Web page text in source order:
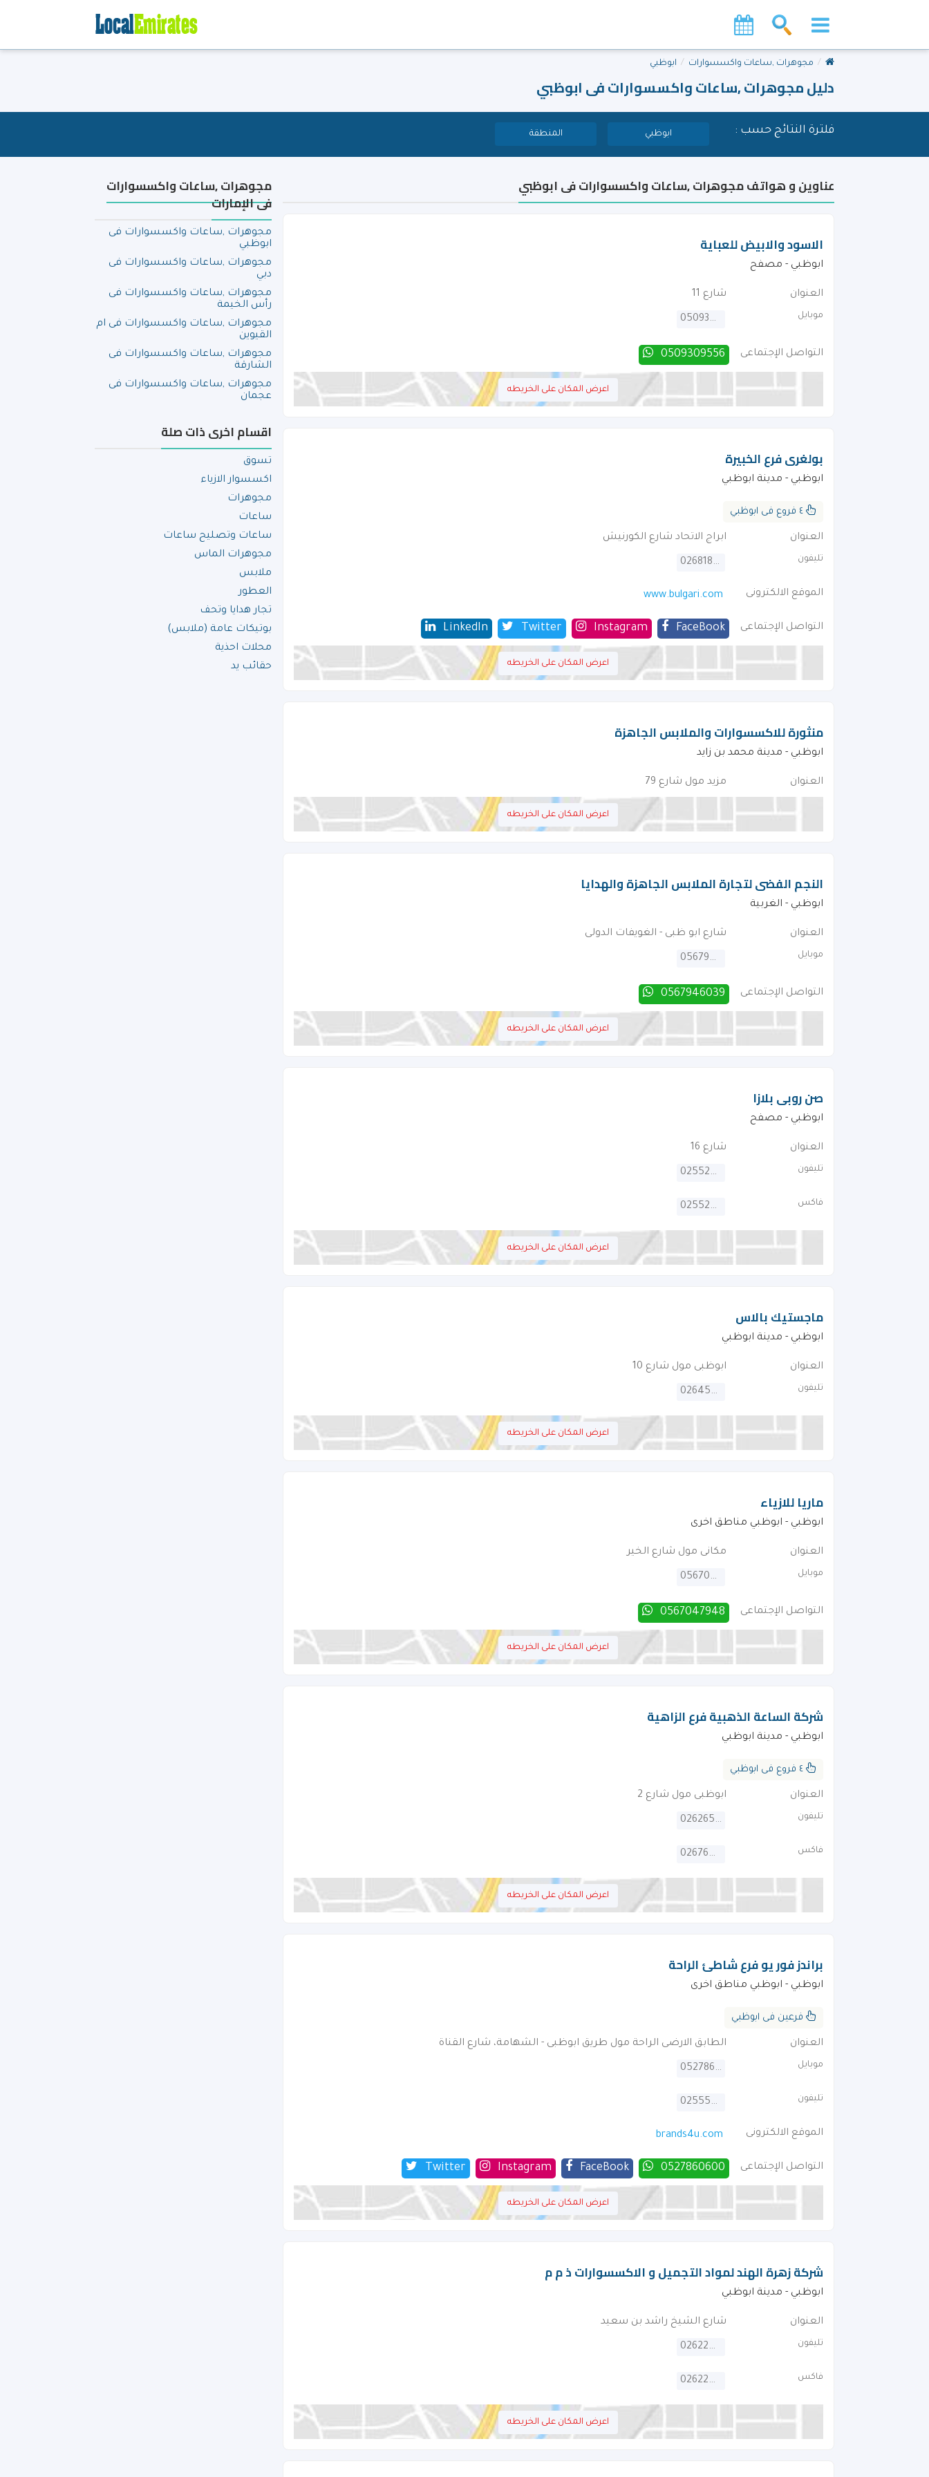
مجوهرات ,ساعات واكسسوارات ابوظبي
دليل مجوهرات ,ساعات واكسسوارات فى ابوظبي
فلترة النتائج حسب : ابوظبي المنطقة
عناوين و هواتف مجوهرات ,ساعات واكسسوارات فى ابوظبي
الاسود والابيض للعباية
ابوظبي - مصفح
العنوان شارع 11
موبايل 0509309556
التواصل الإجتماعى 0509309556
اعرض المكان على الخريطه
بولغرى فرع الخبيرة
ابوظبي - مدينة ابوظبي
العنوان ابراج الاتحاد شارع الكورنيش
تليفون 026818828
الموقع الالكترونى www.bulgari.com
التواصل الإجتماعى FaceBook
Instagram
Twitter
LinkedIn
اعرض المكان على الخريطه
منثورة للاكسسوارات والملابس الجاهزة
ابوظبي - مدينة محمد بن زايد
العنوان مزيد مول شارع 79
اعرض المكان على الخريطه
النجم الفضى لتجارة الملابس الجاهزة والهدايا
ابوظبي - الغربية
العنوان شارع ابو ظبى - الغويفات الدولى
موبايل 0567946039
التواصل الإجتماعى 0567946039
اعرض المكان على الخريطه
صن روبى بلازا
ابوظبي - مصفح
العنوان شارع 16
تليفون 025527152
فاكس 025529152
اعرض المكان على الخريطه
ماجستيك بالاس
ابوظبي - مدينة ابوظبي
العنوان ابوظبى مول شارع 10
تليفون 026452080
اعرض المكان على الخريطه
ماريا للازياء
ابوظبي - ابوظبي مناطق اخرى
العنوان مكانى مول شارع الخير
موبايل 0567047948
التواصل الإجتماعى 0567047948
اعرض المكان على الخريطه
شركة الساعة الذهبية فرع الزاهية
ابوظبي - مدينة ابوظبي
العنوان ابوظبى مول شارع 2
تليفون 026265400
فاكس 026764101
اعرض المكان على الخريطه
براندز فور يو فرع شاطئ الراحة
ابوظبي - ابوظبي مناطق اخرى
فرعين فى ابوظبي
العنوان الطابق الارضى الراحة مول طريق ابوظبى - الشهامة، شارع القناة
موبايل 0527860600
تليفون 025555525
الموقع الالكترونى brands4u.com
التواصل الإجتماعى 0527860600
FaceBook
Instagram
Twitter
اعرض المكان على الخريطه
شركة زهرة الهند لمواد التجميل و الاكسسوارات ذ م م
ابوظبي - مدينة ابوظبي
العنوان شارع الشيخ راشد بن سعيد
تليفون 026224467
فاكس 026224262
اعرض المكان على الخريطه
مجوهرات ,ساعات واكسسوارات
فى الإمارات
مجوهرات ,ساعات واكسسوارات فى
ابوظبي
مجوهرات ,ساعات واكسسوارات فى
دبي
مجوهرات ,ساعات واكسسوارات فى
رأس الخيمة
مجوهرات ,ساعات واكسسوارات فى ام
القيوين
مجوهرات ,ساعات واكسسوارات فى
الشارقة
مجوهرات ,ساعات واكسسوارات فى
عجمان
اقسام اخرى ذات صلة
تسوق
اكسسوار الازياء
مجوهرات
ساعات
ساعات وتصليح ساعات
مجوهرات الماس
ملابس
العطور
تجار هدايا وتحف
بوتيكات عامة (ملابس)
محلات احذية
حقائب يد